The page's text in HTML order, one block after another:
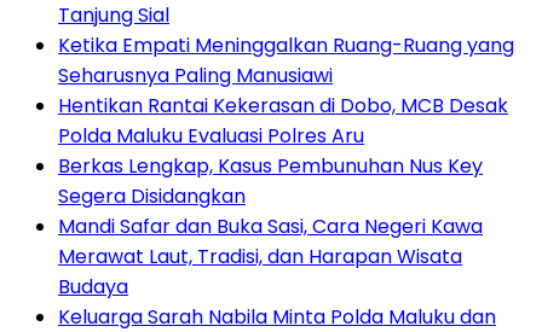
Tanjung Sial
Ketika Empati Meninggalkan Ruang-Ruang yang
Seharusnya Paling Manusiawi
Hentikan Rantai Kekerasan di Dobo, MCB Desak
Polda Maluku Evaluasi Polres Aru
Berkas Lengkap, Kasus Pembunuhan Nus Key
Segera Disidangkan
Mandi Safar dan Buka Sasi, Cara Negeri Kawa
Merawat Laut, Tradisi, dan Harapan Wisata
Budaya
Keluarga Sarah Nabila Minta Polda Maluku dan